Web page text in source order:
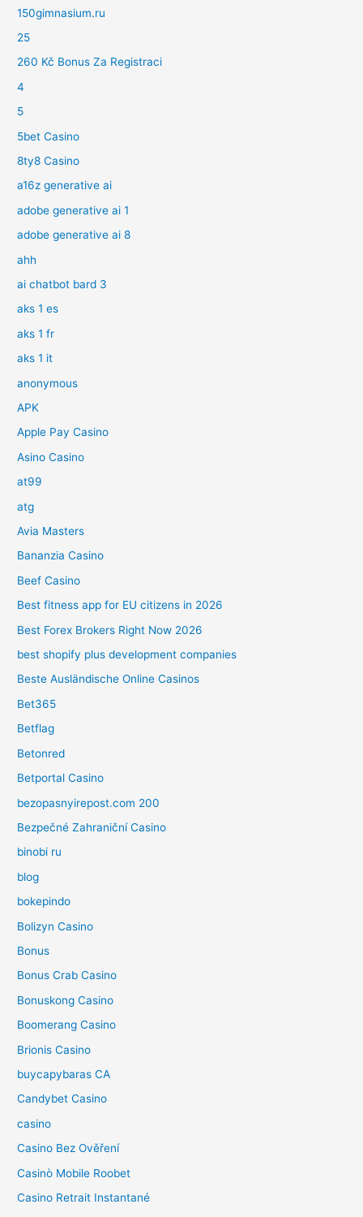
150gimnasium.ru
25
260 Kč Bonus Za Registraci
4
5
5bet Casino
8ty8 Casino
a16z generative ai
adobe generative ai 1
adobe generative ai 8
ahh
ai chatbot bard 3
aks 1 es
aks 1 fr
aks 1 it
anonymous
APK
Apple Pay Casino
Asino Casino
at99
atg
Avia Masters
Bananzia Casino
Beef Casino
Best fitness app for EU citizens in 2026
Best Forex Brokers Right Now 2026
best shopify plus development companies
Beste Ausländische Online Casinos
Bet365
Betflag
Betonred
Betportal Casino
bezopasnyirepost.com 200
Bezpečné Zahraniční Casino
binobi ru
blog
bokepindo
Bolizyn Casino
Bonus
Bonus Crab Casino
Bonuskong Casino
Boomerang Casino
Brionis Casino
buycapybaras CA
Candybet Casino
casino
Casino Bez Ověření
Casinò Mobile Roobet
Casino Retrait Instantané